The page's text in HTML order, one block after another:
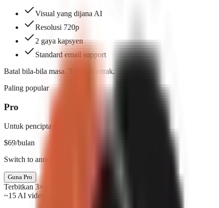
Visual yang dijana AI
Resolusi 720p
2 gaya kapsyen
Standard email support
Batal bila-bila masa. Tanpa kontrak.
Paling popular
Pro
Untuk pencipta serius
$69/bulan
Switch to annual & save $138
Guna Pro
Terbitkan 3× seminggu
~15 AI videos/mo